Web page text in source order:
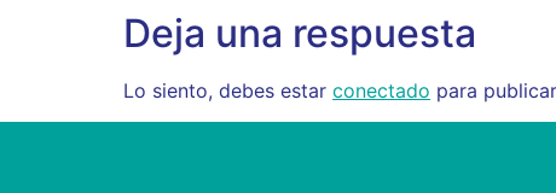
Deja una respuesta
Lo siento, debes estar conectado para